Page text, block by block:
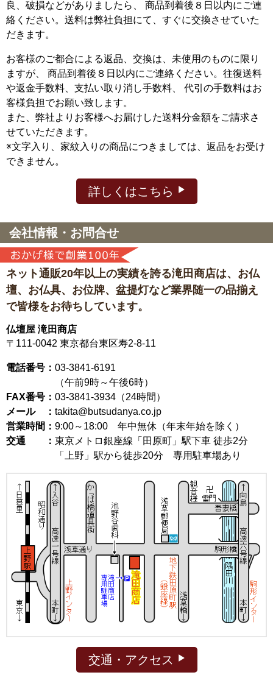
良、破損などがありましたら、 商品到着後８日以内にご連
絡ください。送料は弊社負担にて、すぐに交換させていた
だきます。
お客様のご都合による返品、交換は、未使用のものに限り
ますが、
商品到着後８日以内にご連絡ください。往復送料
や返金手数料、支払い取り消し手数料、 代引の手数料はお
客様負担でお願い致します。
また、弊社よりお客様へお届けした送料分金額をご請求さ
せていただきます。
※文字入り、家紋入りの商品につきましては、返品をお受け
できません。
詳しくはこちら
会社情報・お問合せ
ネット通販20年以上の実績を誇る滝田商店は、 お仏
壇、お仏具、お位牌、盆提灯など業界随一の品揃え
で皆様をお待ちしています。
仏壇屋 滝田商店
〒111-0042 東京都台東区寿2-8-11
電話番号： 03-3841-6191
（午前9時～午後6時）
FAX番号： 03-3841-3934（24時間）
メール ： takita@butsudanya.co.jp
営業時間： 9:00～18:00 年中無休（年末年始を除く）
交通 ： 東京メトロ銀座線「田原町」駅下車 徒歩2分
「上野」駅から徒歩20分 専用駐車場あり
交通・アクセス